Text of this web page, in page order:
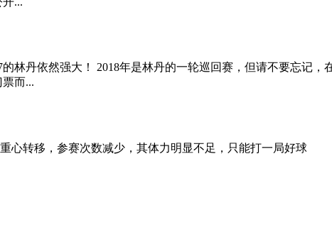
林丹依然强大！ 2018年是林丹的一轮巡回赛，但请不要忘记
而...
心转移，参赛次数减少，其体力明显不足，只能打一局好球